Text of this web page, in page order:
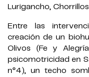
Lurigancho,
Entre las
creación de un
Olivos (Fe y
psicomotricidad en
n°4), un techo